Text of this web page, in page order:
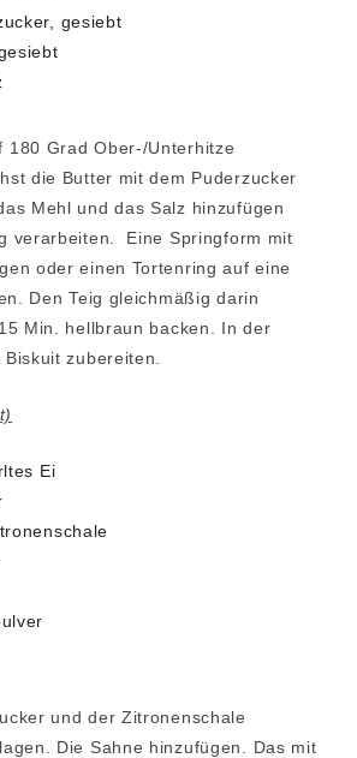
gesiebt
180 Grad Ober-/Unterhitze
die Butter mit dem Puderzucker
Mehl und das Salz hinzufügen
verarbeiten. Eine Springform mit
oder einen Tortenring auf eine
Den Teig gleichmäßig darin
Min. hellbraun backen. In der
zubereiten.
Ei
und der Zitronenschale
Die Sahne hinzufügen. Das mit